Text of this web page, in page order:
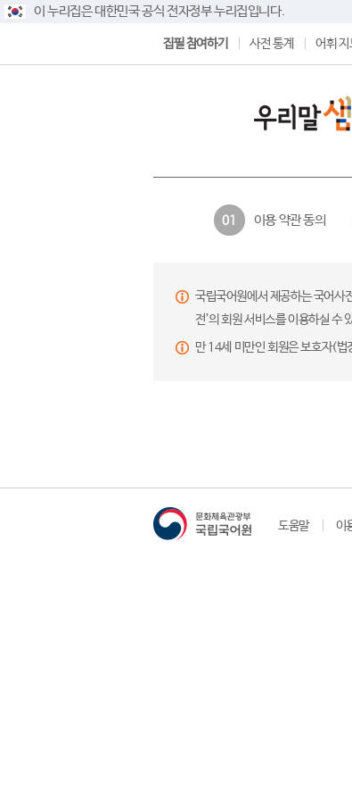
이 누리집은 대한민국 공식 전자정부 누리집입니다.
집필 참여하기 사전 통계 어휘 지
01 이용 약관 동의
국립국어원에서 제공하는 국어사
전’의 회원 서비스를 이용하실 수
만 14세 미만인 회원은 보호자(법
도움말 이